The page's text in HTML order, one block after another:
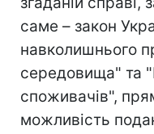
саме – закон
навколишнього
середовища" та
споживачів",
можливість